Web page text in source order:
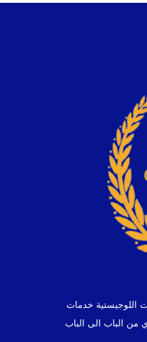
اللوجيستية خدمات
الباب الى الباب